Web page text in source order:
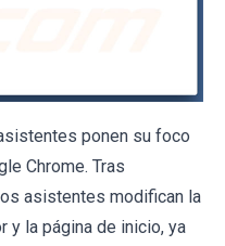
ponen su foco
Chrome. Tras
asistentes modifican la
y la página de inicio, ya